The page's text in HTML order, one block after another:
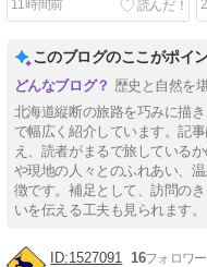
11時間前
このブログのここがポイ
歴史と自然を
北海道縦断の旅路を巧みに描
で幅広く紹介しています。記
え、読者がまるで旅している
や現地の人々とのふれあい、
徴です。補足として、訪問の
いを伝える工夫も見られます。
1527091 16